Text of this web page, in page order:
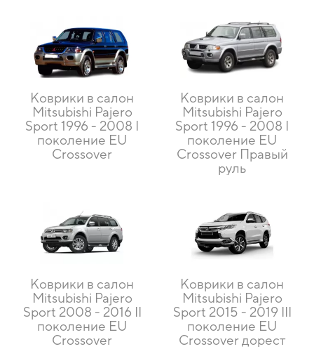
Коврики в салон
Mitsubishi Pajero
Sport 1996 - 2008 I
поколение EU
Crossover
Коврики в салон
Mitsubishi Pajero
Sport 1996 - 2008 I
поколение EU
Crossover Правый
руль
Коврики в салон
Mitsubishi Pajero
Sport 2008 - 2016 II
поколение EU
Crossover
Коврики в салон
Mitsubishi Pajero
Sport 2015 - 2019 III
поколение EU
Crossover дорест